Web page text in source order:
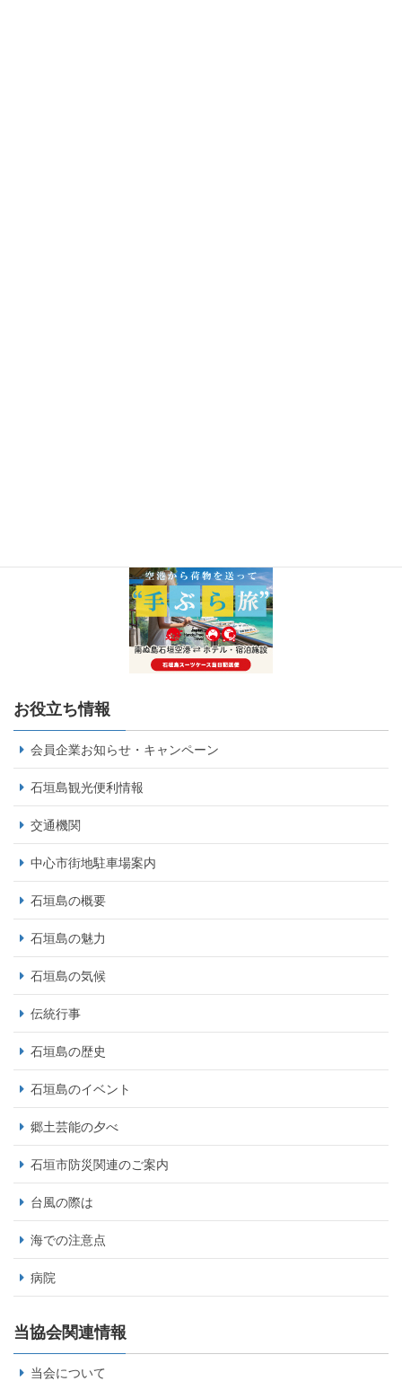
お役立ち情報
会員企業お知らせ・キャンペーン
石垣島観光便利情報
交通機関
中心市街地駐車場案内
石垣島の概要
石垣島の魅力
石垣島の気候
伝統行事
石垣島の歴史
石垣島のイベント
郷土芸能の夕べ
石垣市防災関連のご案内
台風の際は
海での注意点
病院
当協会関連情報
当会について